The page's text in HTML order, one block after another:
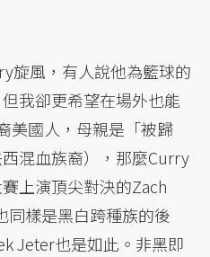
旋風，有人說他為籃球的
我卻更希望在場外也能
美國人，母親是「被歸
混血族裔），那麼Curry
上演頂尖對決的Zach
樣是黑白跨種族的後
Jeter也是如此。非黑即